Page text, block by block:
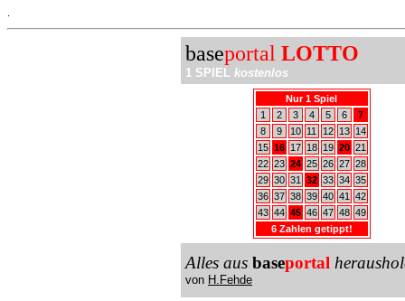
baseportal LOTTO
1 SPIEL kostenlos
Nur 1 Spiel
1
2 3 4 5 6
7
8
9 10 11 12 13
14
15 16 17 18 19 20 21
22 23 24 25 26 27 28
29 30 31 32 33 34 35
36 37 38 39 40 41
42
43 44 45 46 47 48 49
6 Zahlen getippt!
Alles aus baseportal
von H.Fehde